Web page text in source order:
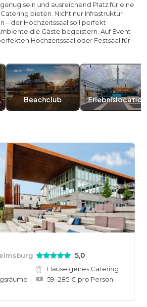
sein und ausreichend Platz für eine
bieten. Nicht nur Infrastruktur
– der Hochzeitssaal soll perfekt
die Gäste begeistern. Auf Event
Hochzeitssaal oder Festsaal für
Beachclub Erlebnislocation
5,0
Hauseigenes Catering
59–285 € pro Person